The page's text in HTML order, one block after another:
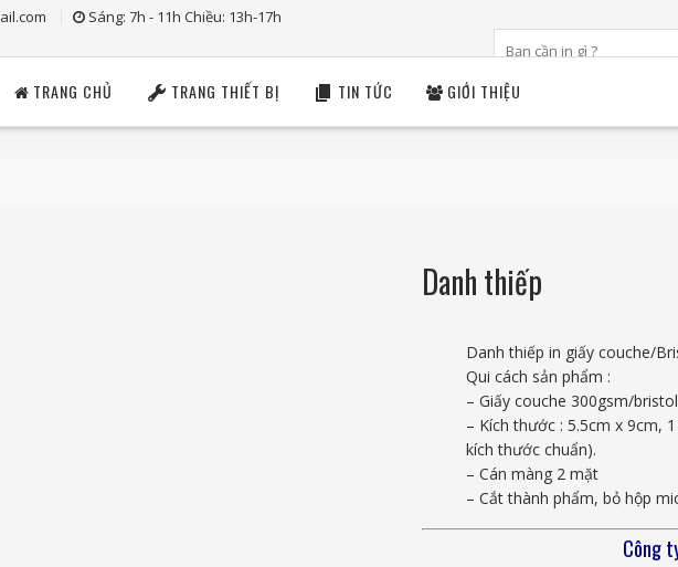
Sáng: 7h - 11h Chiều: 13h-17h
TRANG CHỦ TRANG THIẾT BỊ TIN TỨC GIỚI THIỆU
Danh thiếp
Danh thiếp in giấy couche/
Qui cách sản phẩm :
– Giấy couche 300gsm/
– Kích thước : 5.5cm x 9cm,
kích thước chuẩn).
– Cán màng 2 mặt
– Cắt thành phẩm, bỏ hộp
Công